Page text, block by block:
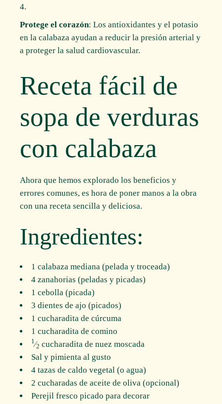
Protege el corazón: Los antioxidantes y el potasio
en la calabaza ayudan a reducir la presión arterial y
a proteger la salud cardiovascular.
Receta fácil de
sopa de verduras
con calabaza
Ahora que hemos explorado los beneficios y
errores comunes, es hora de poner manos a la obra
con una receta sencilla y deliciosa.
Ingredientes:
1 calabaza mediana (pelada y troceada)
4 zanahorias (peladas y picadas)
1 cebolla (picada)
3 dientes de ajo (picados)
1 cucharadita de cúrcuma
1 cucharadita de comino
1⁄2 cucharadita de nuez moscada
Sal y pimienta al gusto
4 tazas de caldo vegetal (o agua)
2 cucharadas de aceite de oliva (opcional)
Perejil fresco picado para decorar